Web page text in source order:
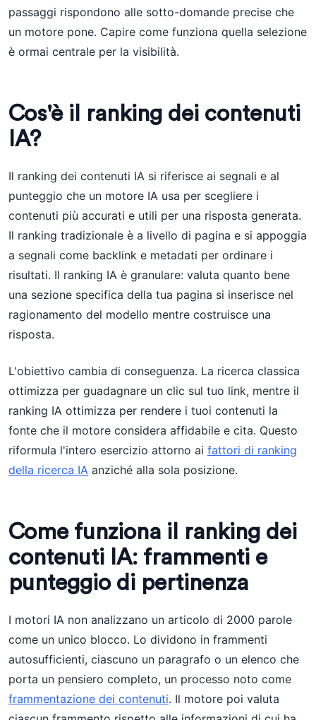
passaggi rispondono alle sotto-domande precise che
un motore pone. Capire come funziona quella selezione
è ormai centrale per la visibilità.
Cos'è il ranking dei contenuti
IA?
Il ranking dei contenuti IA si riferisce ai segnali e al
punteggio che un motore IA usa per scegliere i
contenuti più accurati e utili per una risposta generata.
Il ranking tradizionale è a livello di pagina e si appoggia
a segnali come backlink e metadati per ordinare i
risultati. Il ranking IA è granulare: valuta quanto bene
una sezione specifica della tua pagina si inserisce nel
ragionamento del modello mentre costruisce una
risposta.
L'obiettivo cambia di conseguenza. La ricerca classica
ottimizza per guadagnare un clic sul tuo link, mentre il
ranking IA ottimizza per rendere i tuoi contenuti la
fonte che il motore considera affidabile e cita. Questo
riformula l'intero esercizio attorno ai fattori di ranking
della ricerca IA anziché alla sola posizione.
Come funziona il ranking dei
contenuti IA: frammenti e
punteggio di pertinenza
I motori IA non analizzano un articolo di 2000 parole
come un unico blocco. Lo dividono in frammenti
autosufficienti, ciascuno un paragrafo o un elenco che
porta un pensiero completo, un processo noto come
frammentazione dei contenuti. Il motore poi valuta